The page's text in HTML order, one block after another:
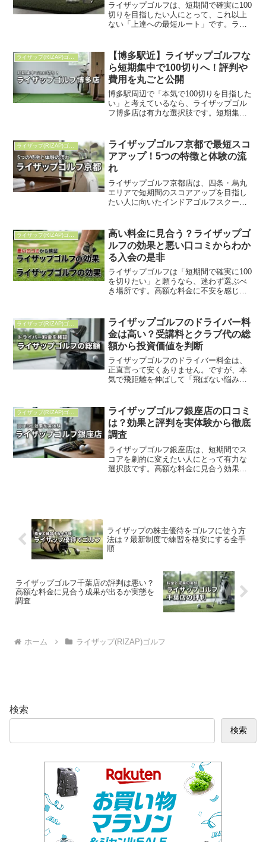
ライザップゴルフは、短期間で確実に100
切りを目指したい人にとって、これ以上
ない「上達への最短ルート」です。ライ
く始められる専属コーチのマンツーマン
指導で最短2ヶ月で...
ライザップ(RIZAP)ゴルフ
【博多駅近】ライザップゴルフな
ら短期集中で100切りへ！評判や
費用を丸ごと公開
博多駅周辺で「本気で100切りを目指した
い」と考えているなら、ライザップゴル
フ博多店は有力な選択肢です。短期集中
データ分析を組み合わせた環境は大きな
魅力があります。ライ...
ライザップ(RIZAP)ゴルフ
ライザップゴルフ京都で最短スコ
アアップ！5つの特徴と体験の流
れ
ライザップゴルフ京都店は、四条・烏丸
エリアで短期間のスコアアップを目指し
たい人に向いたインドアゴルフスクール
たデータ分析により、自己流では見落と
しがちなスイングの癖を明...
高い料金に見合う？ライザップゴ
ルフの効果と悪い口コミからわか
る入会の是非
ライザップゴルフは「短期間で確実に100
を切りたい」と願うなら、迷わず選ぶべ
き場所です。高額な料金に不安を感じる
プゴルフは高い？効果や口コミ要点2ヶ月
コースの料金は約3...
ライザップ(RIZAP)ゴルフ
ライザップゴルフのドライバー料
金は高い？受講料とクラブ代の総
額から投資価値を判断
ライザップゴルフのドライバー料金は、
正直言って安くありません。ですが、本
気で飛距離を伸ばして「飛ばない悩み」
理しました。ライザップゴルフのドライ
バー料金は高い？受講料と...
ライザップ(RIZAP)ゴルフ
ライザップゴルフ銀座店の口コミ
は？効果と評判を実体験から徹底
調査
ライザップゴルフ銀座店は、短期間でス
コアを劇的に変えたい人にとって有力な
選択肢です。高額な料金に見合う効果が
ライザップの株主優待をゴルフに使う方
法は？最新制度で練習を格安にする全手
順
ライザップゴルフ千葉店の評判は悪い？
高額な料金に見合う成果が出るか実態を
調査
ホーム ライザップ(RIZAP)ゴルフ
検索
検索